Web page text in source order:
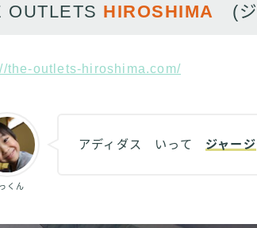
OUTLETS HIROSHIMA (ジ
the-outlets-hiroshima.com/
くん
アディダス いって ジャージ